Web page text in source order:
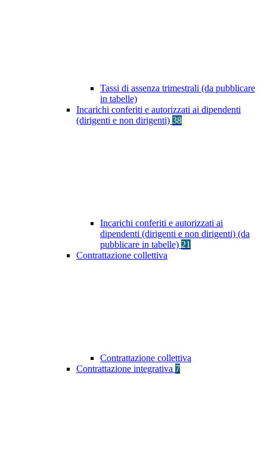
Tassi di assenza trimestrali (da pubblicare
in tabelle)
Incarichi conferiti e autorizzati ai dipendenti
(dirigenti e non dirigenti) 38
Incarichi conferiti e autorizzati ai
dipendenti (dirigenti e non dirigenti) (da
pubblicare in tabelle) 21
Contrattazione collettiva
Contrattazione collettiva
Contrattazione integrativa 7